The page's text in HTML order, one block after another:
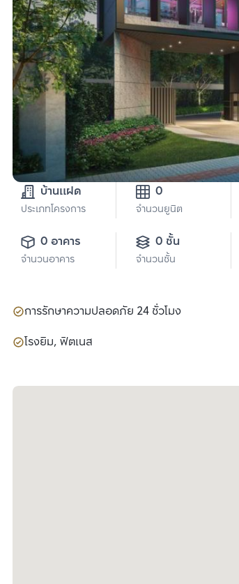
บ้านแฝด
ประเภทโครงการ
0
จำนวนยูนิต
0 อาคาร
จำนวนอาคาร
0 ชั้น
จำนวนชั้น
การรักษาความปลอดภัย 24 ชั่วโมง
โรงยิม, ฟิตเนส